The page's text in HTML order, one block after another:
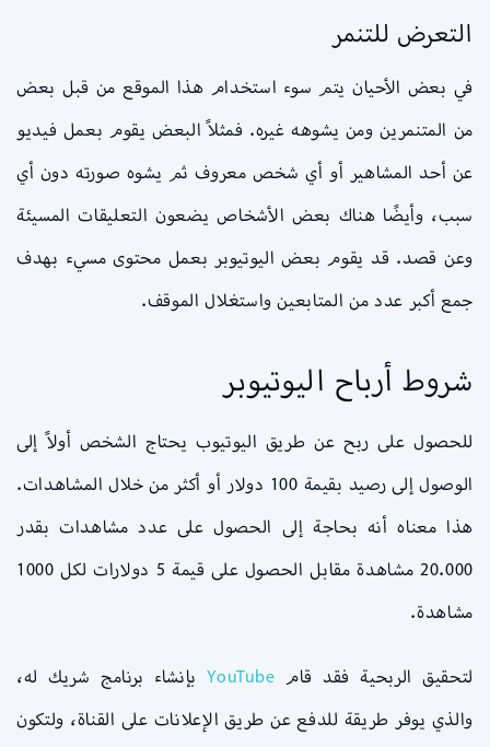
التعرض للتنمر
في بعض الأحيان يتم سوء استخدام هذا الموقع من قبل بعض
من المتنمرين ومن يشوهه غيره. فمثلاً البعض يقوم بعمل فيديو
عن أحد المشاهير أو أي شخص معروف ثم يشوه صورته دون أي
سبب، وأيضًا هناك بعض الأشخاص يضعون التعليقات المسيئة
وعن قصد. قد يقوم بعض اليوتيوبر بعمل محتوى مسيء بهدف
جمع أكبر عدد من المتابعين واستغلال الموقف.
شروط أرباح اليوتيوبر
للحصول على ربح عن طريق اليوتيوب يحتاج الشخص أولاً إلى
الوصول إلى رصيد بقيمة 100 دولار أو أكثر من خلال المشاهدات.
هذا معناه أنه بحاجة إلى الحصول على عدد مشاهدات بقدر
20.000 مشاهدة مقابل الحصول على قيمة 5 دولارات لكل 1000
مشاهدة.
لتحقيق الربحية فقد قام YouTubeبإنشاء برنامج شريك له،
والذي يوفر طريقة للدفع عن طريق الإعلانات على القناة، ولتكون